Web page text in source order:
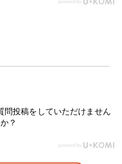
問投稿をしていただけません
か？